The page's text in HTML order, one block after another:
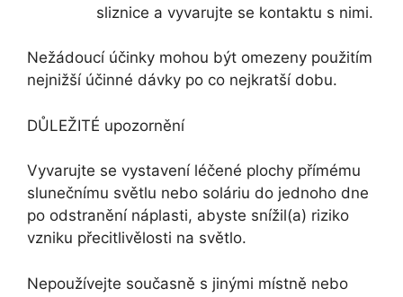
sliznice a vyvarujte se kontaktu s nimi.
Nežádoucí účinky mohou být omezeny použitím
nejnižší účinné dávky po co nejkratší dobu.
DŮLEŽITÉ upozornění
Vyvarujte se vystavení léčené plochy přímému
slunečnímu světlu nebo soláriu do jednoho dne
po odstranění náplasti, abyste snížil(a) riziko
vzniku přecitlivělosti na světlo.
Nepoužívejte současně s jinými místně nebo